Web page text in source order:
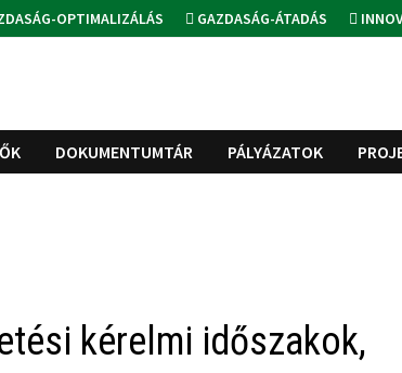
OPTIMALIZÁLÁS GAZDASÁG-ÁTADÁS
DOKUMENTUMTÁR PÁLYÁZATOK
kérelmi időszakok,